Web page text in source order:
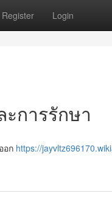
Register Login
ะการรักษา
อก https://